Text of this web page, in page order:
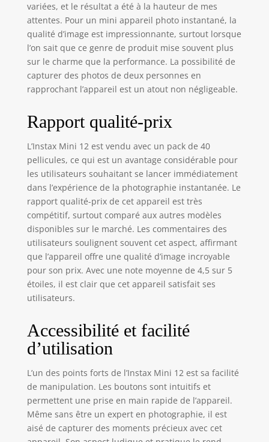
variées, et le résultat a été à la hauteur de mes
attentes. Pour un mini appareil photo instantané, la
qualité d’image est impressionnante, surtout lorsque
l’on sait que ce genre de produit mise souvent plus
sur le charme que la performance. La possibilité de
capturer des photos de deux personnes en
rapprochant l’appareil est un atout non négligeable.
Rapport qualité-prix
L’Instax Mini 12 est vendu avec un pack de 40
pellicules, ce qui est un avantage considérable pour
les utilisateurs souhaitant se lancer immédiatement
dans l’expérience de la photographie instantanée. Le
rapport qualité-prix de cet appareil est très
compétitif, surtout comparé aux autres modèles
disponibles sur le marché. Les commentaires des
utilisateurs soulignent souvent cet aspect, affirmant
que l’appareil offre une qualité d’image incroyable
pour son prix. Avec une note moyenne de 4,5 sur 5
étoiles, il est clair que cet appareil satisfait ses
utilisateurs.
Accessibilité et facilité
d’utilisation
L’un des points forts de l’Instax Mini 12 est sa facilité
de manipulation. Les boutons sont intuitifs et
permettent une prise en main rapide de l’appareil.
Même sans être un expert en photographie, il est
aisé de capturer des moments précieux avec cet